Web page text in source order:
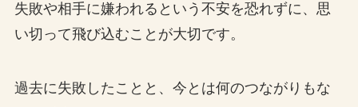
失敗や相手に嫌われるという不安を恐れずに、思
い切って飛び込むことが大切です。
過去に失敗したことと、今とは何のつながりもな